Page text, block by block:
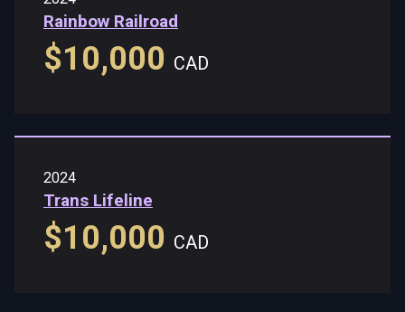
Rainbow Railroad
$10,000 CAD
2024
Trans Lifeline
$10,000 CAD